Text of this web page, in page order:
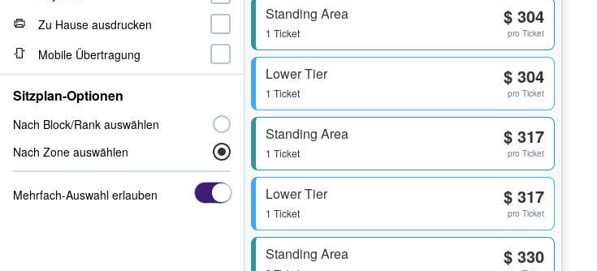
Standing Area
1 Ticket
$ 304
pro Ticket
Lower Tier
1 Ticket
$ 304
pro Ticket
Standing Area
1 Ticket
$ 317
pro Ticket
Lower Tier
1 Ticket
$ 317
pro Ticket
Standing Area $ 330
Zu Hause ausdrucken
Mobile Übertragung
Sitzplan-Optionen
Nach Block/Rank auswählen
Nach Zone auswählen
Mehrfach-Auswahl erlauben